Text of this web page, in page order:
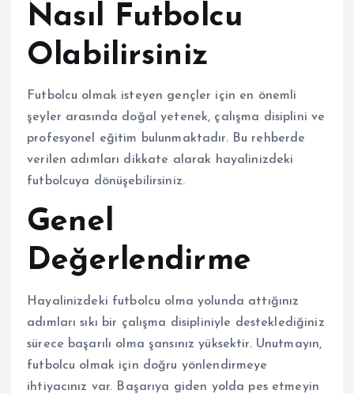
Nasıl Futbolcu
Olabilirsiniz
Futbolcu olmak isteyen gençler için en önemli
şeyler arasında doğal yetenek, çalışma disiplini ve
profesyonel eğitim bulunmaktadır. Bu rehberde
verilen adımları dikkate alarak hayalinizdeki
futbolcuya dönüşebilirsiniz.
Genel
Değerlendirme
Hayalinizdeki futbolcu olma yolunda attığınız
adımları sıkı bir çalışma disipliniyle desteklediğiniz
sürece başarılı olma şansınız yüksektir. Unutmayın,
futbolcu olmak için doğru yönlendirmeye
ihtiyacınız var. Başarıya giden yolda pes etmeyin